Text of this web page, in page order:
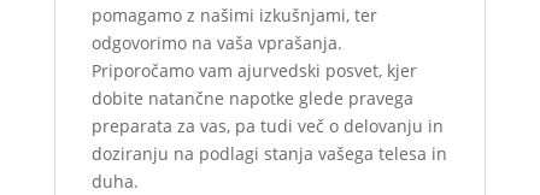
pomagamo z našimi izkušnjami, ter
odgovorimo na vaša vprašanja.
Priporočamo vam ajurvedski posvet, kjer
dobite natančne napotke glede pravega
preparata za vas, pa tudi več o delovanju in
doziranju na podlagi stanja vašega telesa in
duha.